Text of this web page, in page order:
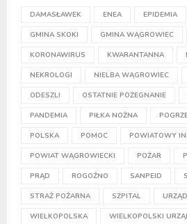
DAMASŁAWEK ENEA EPIDEMIA
GMINA SKOKI GMINA WĄGROWIEC
KORONAWIRUS KWARANTANNA
NEKROLOGI NIELBA WĄGROWIEC
ODESZLI OSTATNIE POŻEGNANIE
PANDEMIA PIŁKA NOŻNA
POLSKA POMOC POWIATOWY
POWIAT WĄGROWIECKI POŻAR
PRĄD ROGOŹNO SANPEID
STRAŻ POŻARNA SZPITAL
WIELKOPOLSKA WIELKOPOLSKI